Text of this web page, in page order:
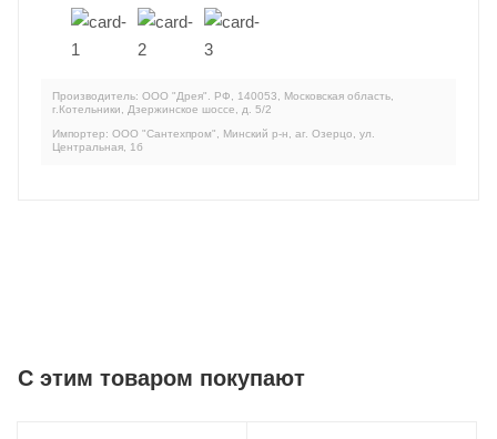
Производитель: ООО "Дрея". РФ, 140053, Московская область,
г.Котельники, Дзержинское шоссе, д. 5/2
Импортер: ООО "Сантехпром", Минский р-н, аг. Озерцо, ул.
Центральная, 1б
C этим товаром покупают